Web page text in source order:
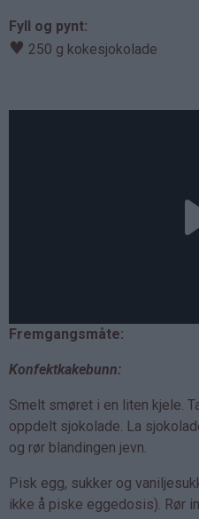
Fyll og pynt:
♥ 250 g kokesjokolade
Fremgangsmåte:
Konfektkakebunn:
Smelt smøret i en liten kjele.
oppdelt sjokolade. La
og rør blandingen jevn.
Pisk egg, sukker og
ikke å piske eggedosis). Rør